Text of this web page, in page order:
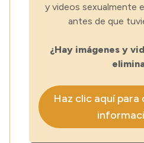
y videos sexualmente
antes de que
¿Hay imágenes y
Haz clic aquí para